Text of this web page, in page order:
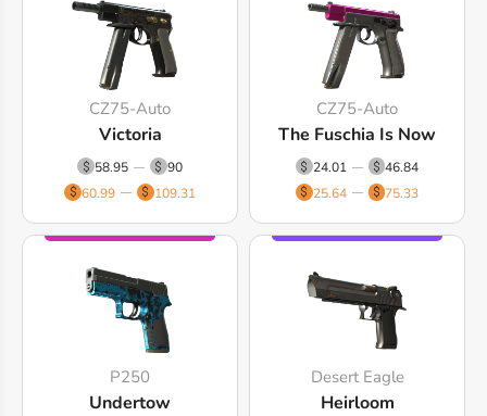
CZ75-Auto
Victoria
58.95
90
60.99
109.31
CZ75-Auto
The Fuschia Is Now
24.01
46.84
25.64
75.33
P250
Undertow
Desert Eagle
Heirloom